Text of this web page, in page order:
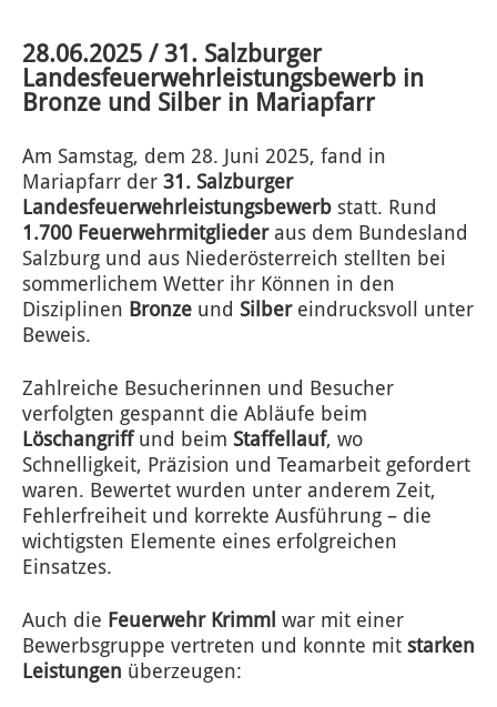
28.06.2025 / 31. Salzburger
Landesfeuerwehrleistungsbewerb in
Bronze und Silber in Mariapfarr
Am Samstag, dem 28. Juni 2025, fand in
Mariapfarr der 31. Salzburger
Landesfeuerwehrleistungsbewerb statt. Rund
1.700 Feuerwehrmitgliederaus dem Bundesland
Salzburg und aus Niederösterreich stellten bei
sommerlichem Wetter ihr Können in den
Disziplinen Bronze und Silbereindrucksvoll unter
Beweis.
Zahlreiche Besucherinnen und Besucher
verfolgten gespannt die Abläufe beim
Löschangriffund beim Staffellauf, wo
Schnelligkeit, Präzision und Teamarbeit gefordert
waren. Bewertet wurden unter anderem Zeit,
Fehlerfreiheit und korrekte Ausführung – die
wichtigsten Elemente eines erfolgreichen
Einsatzes.
Auch die Feuerwehr Krimml war mit einer
Bewerbsgruppe vertreten und konnte mit starken
Leistungen überzeugen: